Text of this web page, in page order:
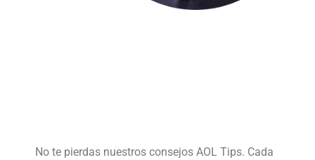
No te pierdas nuestros consejos AOL Tips. Cada